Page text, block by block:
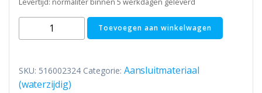
Dubbele
nippel
1/4"
Bu/Bu
Toevoegen aan winkelwagen
SKU: 516002324 Categorie: Aansluitmateriaal
(waterzijdig)